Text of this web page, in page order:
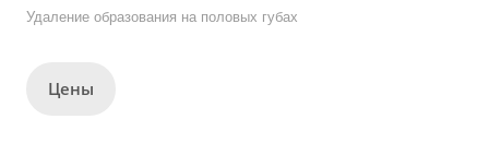
Удаление образования на половых губах
Цены